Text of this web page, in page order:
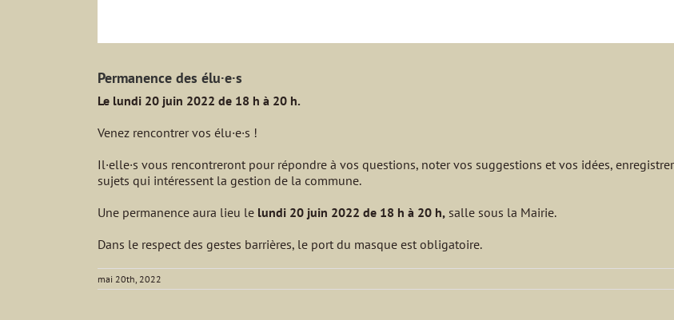
Permanence des élu·e·s
Le lundi 20 juin 2022 de 18 h à 20 h.
Venez rencontrer vos élu·e·s !
Il·elle·s vous rencontreront pour répondre à vos questions, noter vos suggestions et vos idées,
sujets qui intéressent la gestion de la commune.
Une permanence aura lieu le lundi 20 juin 2022 de 18 h à 20 h, salle sous la Mairie.
Dans le respect des gestes barrières, le port du masque est obligatoire.
mai 20th, 2022